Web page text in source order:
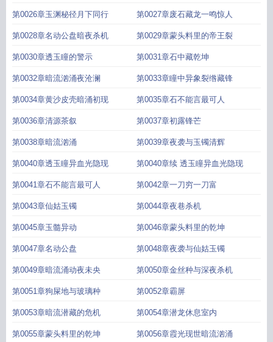
第0026章玉渊秘径月下同行 第0027章废石藏龙一鸣惊人
第0028章名动公盘暗夜杀机 第0029章蒙头料里的帝王裂
第0030章透玉瞳的警示 第0031章石中藏乾坤
第0032章暗流汹涌夜沧澜 第0033章瞳中异象裂绺藏锋
第0034章黄沙皮壳暗涌初现 第0035章石不能言最可人
第0036章清源茶叙 第0037章初露锋芒
第0038章暗流汹涌 第0039章夜袭与玉镯清辉
第0040章透玉瞳异血光隐现 第0040章续 透玉瞳异血光隐现
第0041章石不能言最可人 第0042章一刀穷一刀富
第0043章仙姑玉镯 第0044章夜巷杀机
第0045章玉髓异动 第0046章蒙头料里的乾坤
第0047章名动公盘 第0048章夜袭与仙姑玉镯
第0049章暗流涌动夜未央 第0050章金丝种与深夜杀机
第0051章狗屎地与玻璃种 第0052章霸屏
第0053章暗流潜藏的危机 第0054章潜龙休息室内
第0055章蒙头料里的乾坤 第0056章霞光现世暗流汹涌